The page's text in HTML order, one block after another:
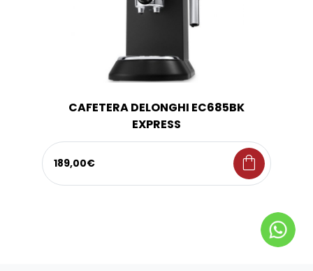
CAFETERA DELONGHI EC685BK
EXPRESS
189,00€ shopping_bag